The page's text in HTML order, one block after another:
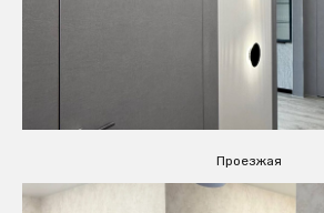
Проезжая